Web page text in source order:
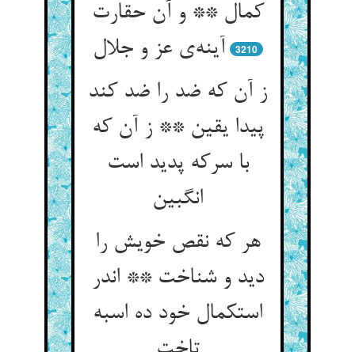
کمال ** و آن حقارت
3210
ز آن که ضد را ضد کند
پیدا یقین ** ز آن که
با سرکه پدید است
هر که نقص خویش را
دید و شناخت ** اندر
استکمال خود ده اسبه